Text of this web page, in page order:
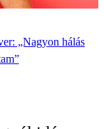
„Nagyon hálás